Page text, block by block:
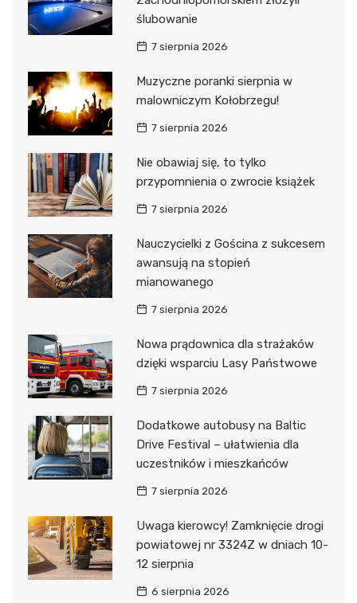
ślubowanie
7 sierpnia 2026
Muzyczne poranki sierpnia w
malowniczym Kołobrzegu!
7 sierpnia 2026
Nie obawiaj się, to tylko
przypomnienia o zwrocie książek
7 sierpnia 2026
Nauczycielki z Gościna z sukcesem
awansują na stopień
mianowanego
7 sierpnia 2026
Nowa prądownica dla strażaków
dzięki wsparciu Lasy Państwowe
7 sierpnia 2026
Dodatkowe autobusy na Baltic
Drive Festival – ułatwienia dla
uczestników i mieszkańców
7 sierpnia 2026
Uwaga kierowcy! Zamknięcie drogi
powiatowej nr 3324Z w dniach 10-
12 sierpnia
6 sierpnia 2026